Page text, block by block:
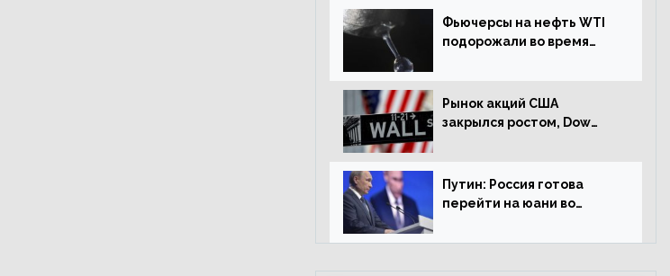
Фьючерсы на нефть WTI
подорожали во время
Рынок акций США
закрылся ростом, Dow
Путин: Россия готова
перейти на юани во